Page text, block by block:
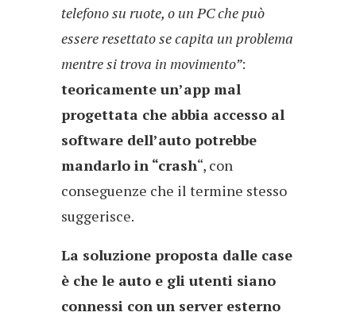
telefono su ruote, o un PC che può
essere resettato se capita un problema
mentre si trova in movimento”:
teoricamente un’app mal
progettata che abbia accesso al
software dell’auto potrebbe
mandarlo in “crash“, con
conseguenze che il termine stesso
suggerisce.
La soluzione proposta dalle case
è che le auto e gli utenti siano
connessi con un server esterno